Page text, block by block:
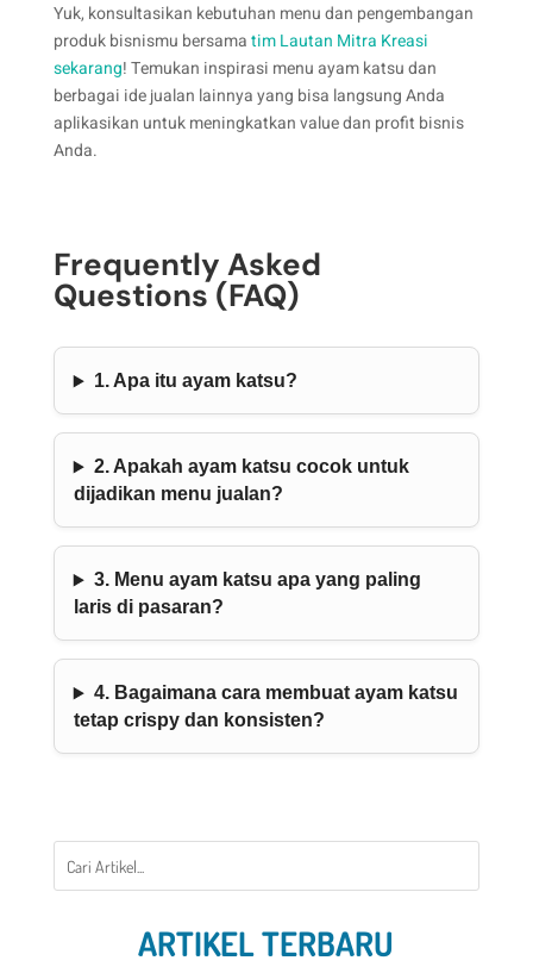
Yuk, konsultasikan kebutuhan menu dan pengembangan
produk bisnismu bersamatim Lautan Mitra Kreasi
sekarang! Temukan inspirasi menu ayam katsu dan
berbagai ide jualan lainnya yang bisa langsung Anda
aplikasikan untuk meningkatkan value dan profit bisnis
Anda.
Frequently Asked
Questions (FAQ)
1. Apa itu ayam katsu?
2. Apakah ayam katsu cocok untuk
dijadikan menu jualan?
3. Menu ayam katsu apa yang paling
laris di pasaran?
4. Bagaimana cara membuat ayam katsu
tetap crispy dan konsisten?
ARTIKEL TERBARU